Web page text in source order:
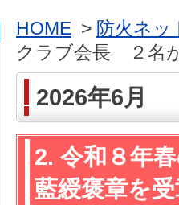
HOME > 防火ネッ
クラブ会長 ２名
2026年6月
2. 令和８年
藍綬褒章を